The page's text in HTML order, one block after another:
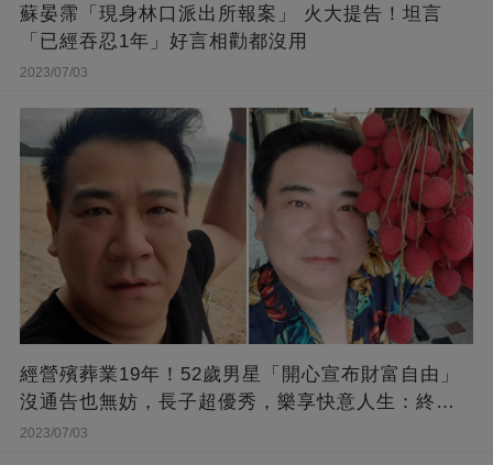
蘇晏霈「現身林口派出所報案」 火大提告！坦言
「已經吞忍1年」好言相勸都沒用
2023/07/03
經營殯葬業19年！52歲男星「開心宣布財富自由」
沒通告也無妨，長子超優秀，樂享快意人生：終于
能遊山玩水！
2023/07/03